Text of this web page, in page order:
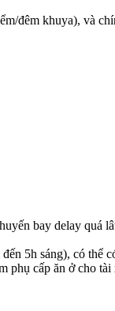
đêm khuya), và
bay delay quá
5h sáng), có
phụ cấp ăn ở cho